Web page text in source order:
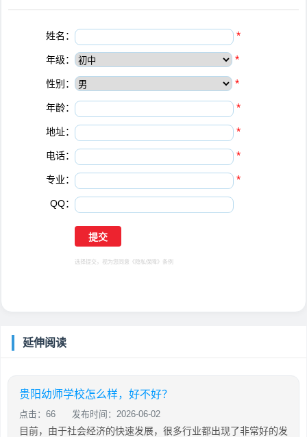
姓名： *
年级： *
性别： *
年龄： *
地址： *
电话： *
专业： *
QQ：
选择提交，视为您同意 《隐私保障》 条例
延伸阅读
贵阳幼师学校怎么样，好不好？
点击：66 发布时间：2026-06-02
目前，由于社会经济的快速发展，很多行业都出现了非常好的发